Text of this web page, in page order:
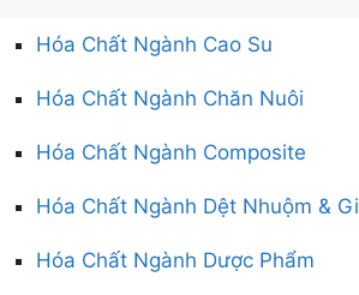
Hóa Chất Ngành Cao Su
Hóa Chất Ngành Chăn Nuôi
Hóa Chất Ngành Composite
Hóa Chất Ngành Dệt Nhuộm &
Hóa Chất Ngành Dược Phẩm